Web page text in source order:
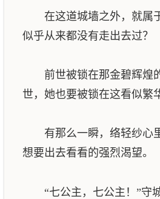
在这道城墙之外，就属
似乎从来都没有走出去过？
前世被锁在那金碧辉煌
世，她也要被锁在这看似繁
有那么一瞬，络轻纱心里
想要出去看看的强烈渴望。
“七公主，七公主！”守